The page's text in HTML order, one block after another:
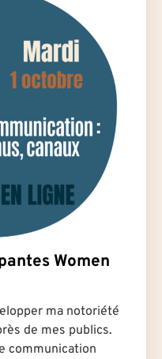
Women
ma notoriété
de mes publics.
communication